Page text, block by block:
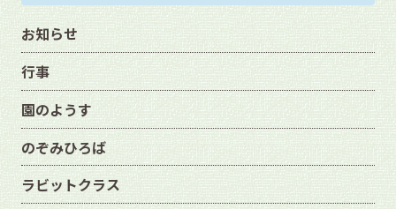
お知らせ
行事
園のようす
のぞみひろば
ラビットクラス